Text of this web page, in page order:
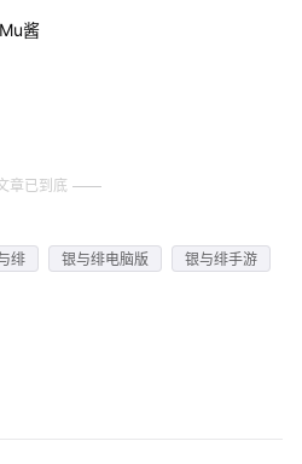
酱
章已到底
绯 银与绯电脑版
银与绯手游